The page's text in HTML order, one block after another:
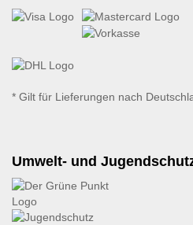
* Gilt für Lieferungen nach
Umwelt- und